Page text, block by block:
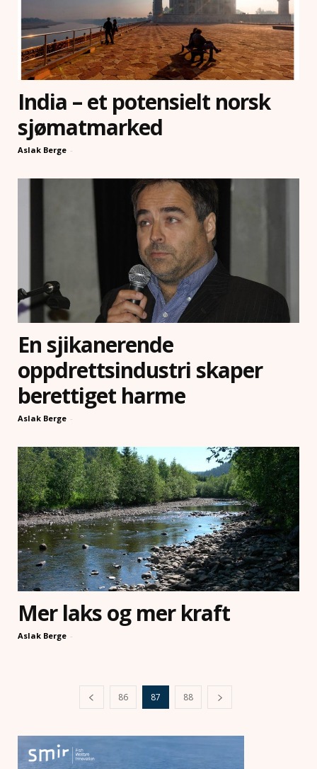
India – et potensielt norsk
sjømatmarked
Aslak Berge -
En sjikanerende
oppdrettsindustri skaper
berettiget harme
Aslak Berge -
Mer laks og mer kraft
Aslak Berge -
86 87 88